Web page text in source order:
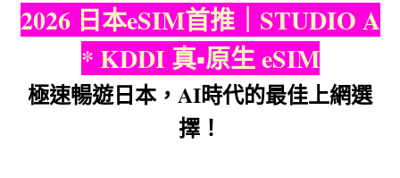
2026 日本eSIM首推｜STUDIO A
* KDDI 真▪︎原生 eSIM
極速暢遊日本，AI時代的最佳上網選
擇！